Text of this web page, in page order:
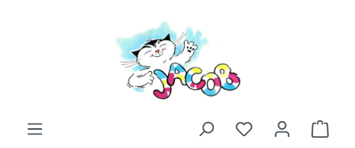
Zum Hauptinhalt springen
Du hast 0